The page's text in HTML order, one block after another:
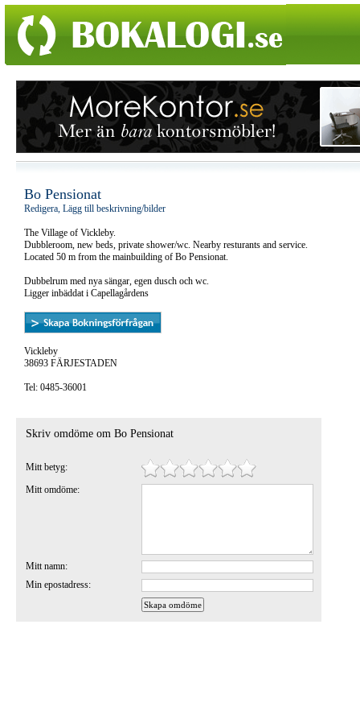
Bo Pensionat
Redigera, Lägg till beskrivning/bilder
The Village of Vickleby.
Dubbleroom, new beds, private shower/wc. Nearby resturants and service.
Located 50 m from the mainbuilding of Bo Pensionat.
Dubbelrum med nya sängar, egen dusch och wc.
Ligger inbäddat i Capellagårdens
Vickleby
38693 FÄRJESTADEN
Tel: 0485-36001
Skriv omdöme om Bo Pensionat
Mitt betyg:
Mitt omdöme:
Mitt namn:
Min epostadress: